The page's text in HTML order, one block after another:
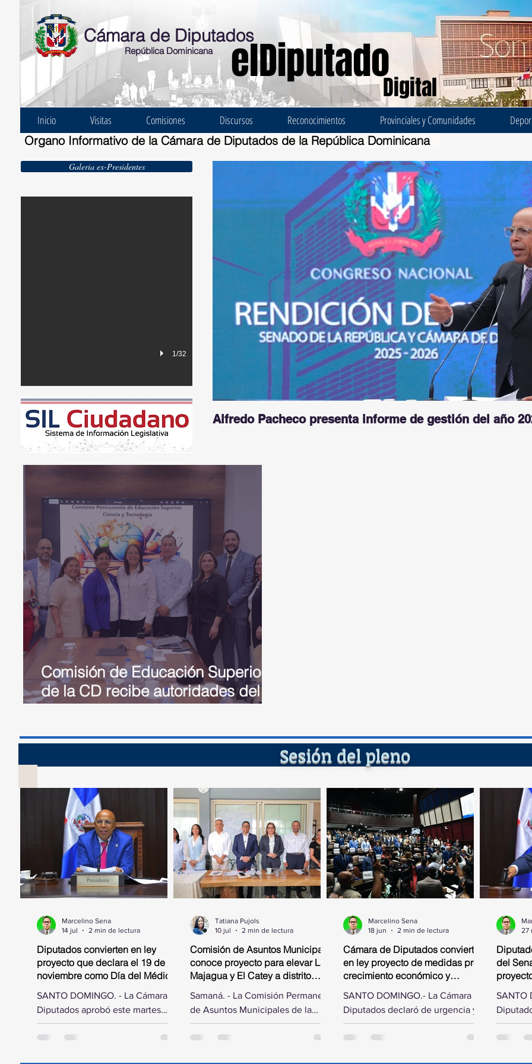
Digital
elDiputado
Cámara de Diputados
República Dominicana
Inicio Visitas Comisiones Discursos Reconocimientos Provinciales y Comunidades
Organo Informativo de la Cámara de Diputados de la República Dominicana
Galeria ex-Presidentes
Ernesto Bonelli Burgos 1924-1930
1/32
Alfredo Pacheco presenta informe de gestión del año
Comisión de Educación Superior
de la CD recibe autoridades del
Mescyt y avanza en estudio de
Nacional de Becas
Sesión del
Diputados convierten en ley
proyecto que declara el 19 de
noviembre como Día del Médico
SANTO DOMINGO. - La Cámara de
Diputados aprobó este martes
acoger las modificaciones hechas
por el Senado de la República al
Marcelino Sena
14 jul
2 min de lectura
Comisión de Asuntos Municipales
conoce proyecto para elevar La
Majagua y El Catey a distrito
Samaná. - La Comisión Permanente
de Asuntos Municipales de la
Cámara de Diputados, presidida
por el diputado Elías Matos, se
Tatiana Pujols
10 jul
2 min de lectura
Cámara de Diputados convierte
en ley proyecto de medidas pro-
crecimiento económico y
SANTO DOMINGO.- La Cámara de
Diputados declaró de urgencia y
convirtió en ley este jueves, al
aprobarlo en dos discusiones
Marcelino Sena
18 jun
2 min de lectura
del
SANTO
las
Senado
27